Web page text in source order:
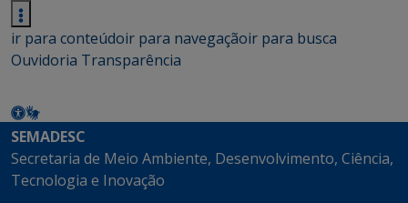
ir para conteúdoir para navegaçãoir para busca
Ouvidoria Transparência
SEMADESC
Secretaria de Meio Ambiente, Desenvolvimento, Ciência,
Tecnologia e Inovação